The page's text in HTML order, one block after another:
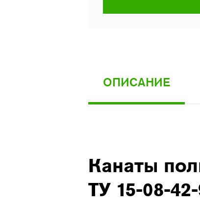
ОПИСАНИЕ
Канаты
ТУ 15-08-